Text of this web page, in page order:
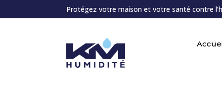
Protégez votre maison et votre santé contre